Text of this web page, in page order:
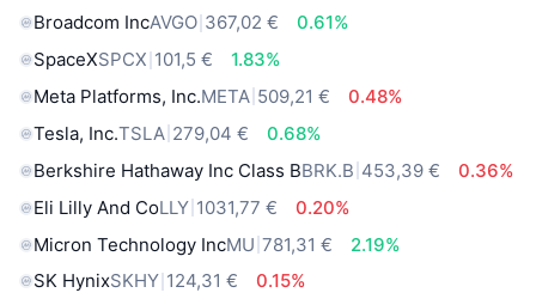
Broadcom IncAVGO 367,02 €
0.61%
SpaceXSPCX 101,5 €
1.83%
Meta Platforms, Inc.META 509,21 €
0.48%
Tesla, Inc.TSLA 279,04 €
0.68%
Berkshire Hathaway Inc Class BBRK.B 453,39 €
0.36%
Eli Lilly And CoLLY 1031,77 €
0.20%
Micron Technology IncMU 781,31 €
2.19%
SK HynixSKHY 124,31 €
0.15%